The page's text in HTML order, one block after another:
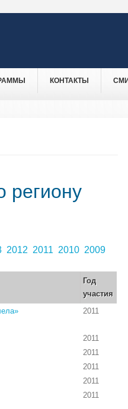
КОНТАКТЫ
региону
2012 2011 2010 2009
Год
участия
2011
2011
2011
2011
2011
2011